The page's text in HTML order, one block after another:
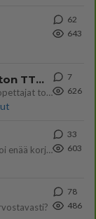
62
643
Ernest Lawson täräytti erikoisen heiton TTK-lehdistötilaisuudessa: " Onko tässä tarkoituksena...?"
Ernest Lawson esitteli uudet TTK-tähtioppilaat ja opettajat torstaina 6.8. lehdistölle. Tulevalla kaudella on yksi hausk
7
626
Välimme menivät niin pahasti solmuun, ettei niitä voi enää korjata. On aika jatkaa elämässä eteenpäin. Toivon sulle kaik
33
603
78
486